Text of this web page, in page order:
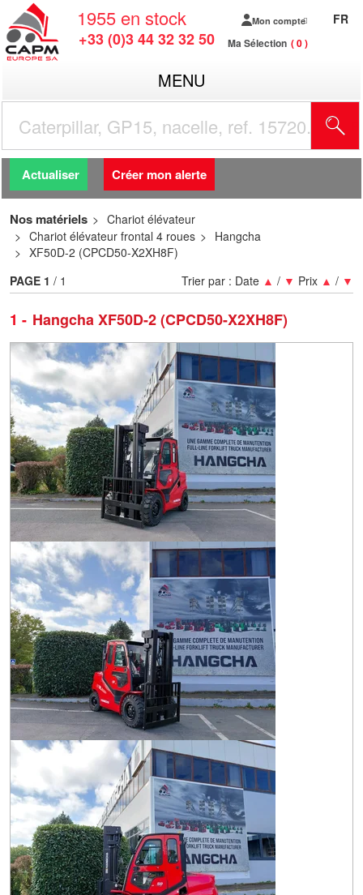
1955 en stock
+33 (0)3 44 32 32 50
Mon compte
Ma Sélection 0
FR
MENU
Actualiser Créer mon alerte
Nos matériels
Chariot élévateur
Chariot élévateur frontal 4 roues
Hangcha
XF50D-2 (CPCD50-X2XH8F)
1 Hangcha XF50D-2 (CPCD50-X2XH8F)
Trier par : Date ▲ / ▼ Prix ▲ / ▼
PAGE 1 / 1